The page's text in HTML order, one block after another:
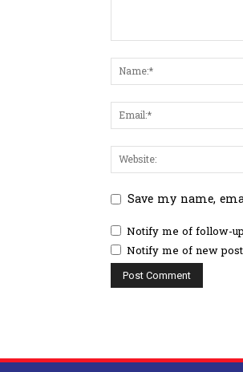
Save my name,
Notify me of follow-
Notify me of new